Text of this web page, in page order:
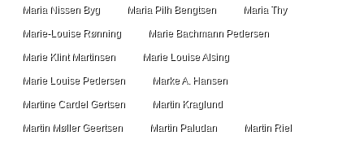
Maria Nissen Byg Maria Pilh Bengtsen Maria Thy
Marie-Louise Rønning Marie Bachmann Pedersen
Marie Klint Martinsen Marie Louise Alsing
Marie Louise Pedersen Marke A. Hansen
Martine Cardel Gertsen Martin Kraglund
Martin Møller Geertsen Martin Paludan Martin Riel